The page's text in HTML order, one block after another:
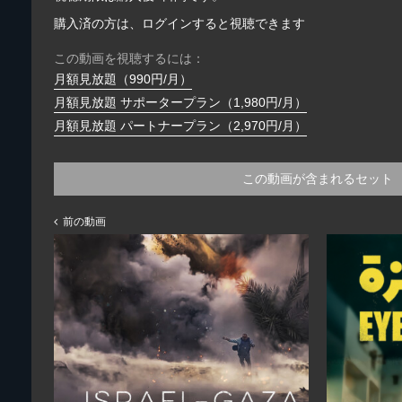
購入済の方は、ログインすると視聴できます
この動画を視聴するには：
月額見放題（990円/月）
月額見放題 サポータープラン（1,980円/月）
月額見放題 パートナープラン（2,970円/月）
この動画が含まれるセット
前の動画